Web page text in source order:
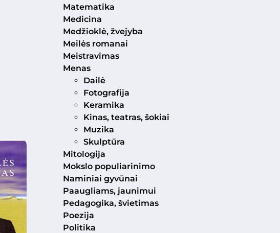
Matematika
Medicina
Medžioklė, žvejyba
Meilės romanai
Meistravimas
Menas
Dailė
Fotografija
Keramika
Kinas, teatras, šokiai
Muzika
Skulptūra
Mitologija
Mokslo populiarinimo
Naminiai gyvūnai
Paaugliams, jaunimui
Pedagogika, švietimas
Poezija
Politika